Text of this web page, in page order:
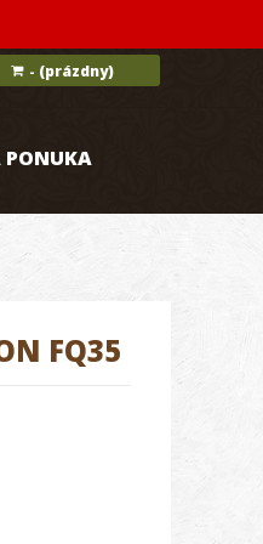
- (prázdny)
PONUKA
FQ35